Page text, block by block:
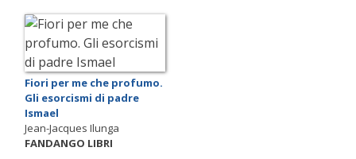
Fiori per me che profumo.
Gli esorcismi di padre
Ismael
Jean-Jacques Ilunga
FANDANGO LIBRI